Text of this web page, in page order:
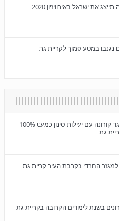
את ישראל באירוויזיון 2020
ייצור מסכות מגן נגד קורונה עם יעילות סינון כמעט 100%
גת
החרדי בקרבת העיר קריית גת
בשנת לימודים הקרובה בקריית גת